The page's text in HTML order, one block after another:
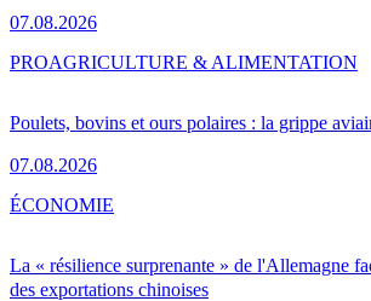
07.08.2026
Poulets, bovins et ours polaires : la grippe
07.08.2026
PROAGRICULTURE & ALIMENTATION
La « résilience surprenante » de l'Allemagne
des exportations chinoises
ÉCONOMIE